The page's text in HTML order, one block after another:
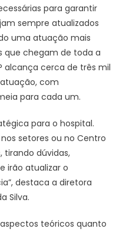
para garantir
sempre atualizados
uma atuação mais
que chegam de toda a
alcança cerca de três mil
com
para cada um.
para o hospital.
setores ou no Centro
tirando dúvidas,
irão atualizar o
destaca a diretora
Silva.
teóricos quanto